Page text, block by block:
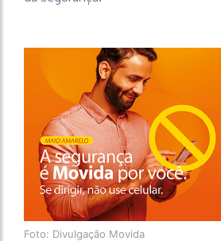
Foto: Divulgação Movida